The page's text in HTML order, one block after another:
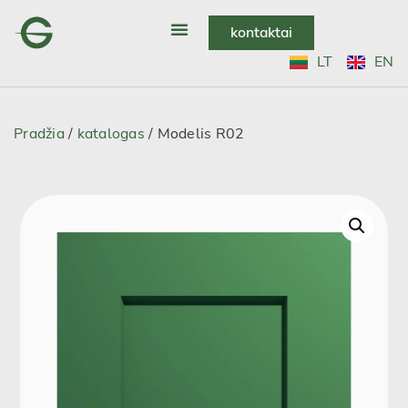
kontaktai
LT
EN
Pradžia/ katalogas/ Modelis R02